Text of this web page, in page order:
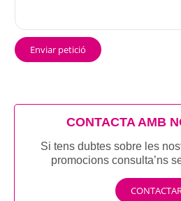
Enviar petició
CONTACTA AMB
Si tens dubtes sobre les
promocions consulta’ns